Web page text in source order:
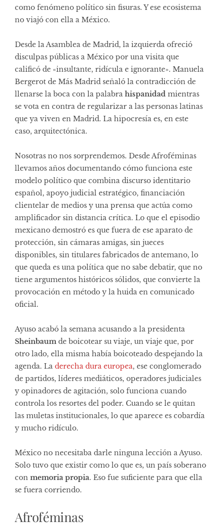
como fenómeno político sin fisuras. Y ese ecosistema
no viajó con ella a México.
Desde la Asamblea de Madrid, la izquierda ofreció
disculpas públicas a México por una visita que
calificó de «insultante, ridícula e ignorante». Manuela
Bergerot de Más Madrid señaló la contradicción de
llenarse la boca con la palabra hispanidad mientras
se vota en contra de regularizar a las personas latinas
que ya viven en Madrid. La hipocresía es, en este
caso, arquitectónica.
Nosotras no nos sorprendemos. Desde Afroféminas
llevamos años documentando cómo funciona este
modelo político que combina discurso identitario
español, apoyo judicial estratégico, financiación
clientelar de medios y una prensa que actúa como
amplificador sin distancia crítica. Lo que el episodio
mexicano demostró es que fuera de ese aparato de
protección, sin cámaras amigas, sin jueces
disponibles, sin titulares fabricados de antemano, lo
que queda es una política que no sabe debatir, que no
tiene argumentos históricos sólidos, que convierte la
provocación en método y la huida en comunicado
oficial.
Ayuso acabó la semana acusando a la presidenta
Sheinbaum de boicotear su viaje, un viaje que, por
otro lado, ella misma había boicoteado despejando la
agenda. La derecha dura europea, ese conglomerado
de partidos, líderes mediáticos, operadores judiciales
y opinadores de agitación, solo funciona cuando
controla los resortes del poder. Cuando se le quitan
las muletas institucionales, lo que aparece es cobardía
y mucho ridículo.
México no necesitaba darle ninguna lección a Ayuso.
Solo tuvo que existir como lo que es, un país soberano
con memoria propia. Eso fue suficiente para que ella
se fuera corriendo.
Afroféminas